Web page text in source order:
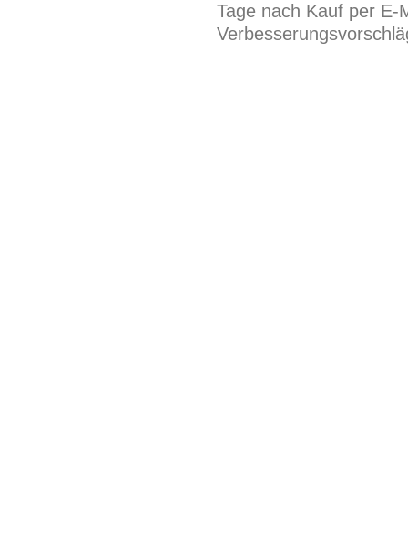
Tage nach Kauf per E-